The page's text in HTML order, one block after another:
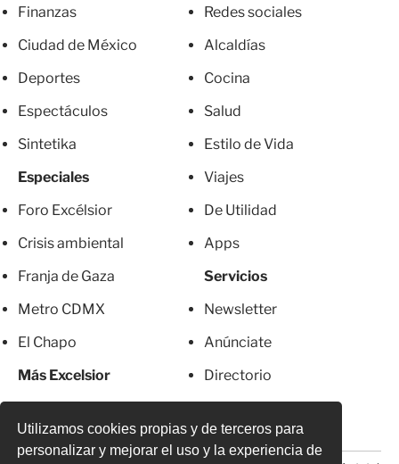
Utilizamos cookies propias y de terceros para
personalizar y mejorar el uso y la experiencia de
Finanzas
Ciudad de México
Deportes
Espectáculos
Sintetika
Especiales
Foro Excélsior
Crisis ambiental
Franja de Gaza
Metro CDMX
El Chapo
Más Excelsior
Redes sociales
Alcaldías
Cocina
Salud
Estilo de Vida
Viajes
De Utilidad
Apps
Servicios
Newsletter
Anúnciate
Directorio